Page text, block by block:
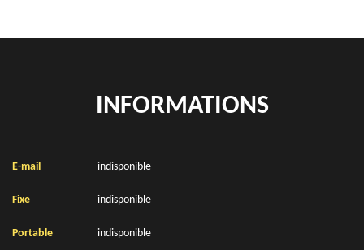
INFORMATIONS
E-mail indisponible
Fixe indisponible
Portable indisponible